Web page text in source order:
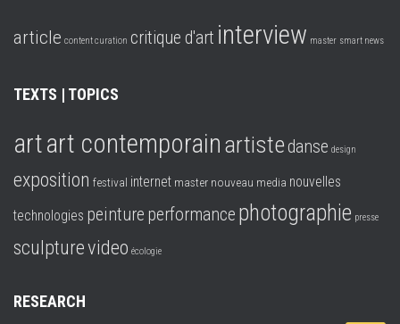
article content curation critique d'art interview master smart news
TEXTS | TOPICS
artart contemporain artiste danse design
exposition festival internet master nouveau media nouvelles
technologies peinture performance photographie presse
sculpturevideo écologie
RESEARCH